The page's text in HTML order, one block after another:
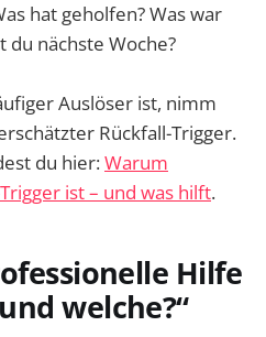
hat geholfen? Was war
du nächste Woche?
Auslöser ist, nimm
Rückfall-Trigger.
du hier:Warum
ist – und was hilft.
Hilfe
welche?“